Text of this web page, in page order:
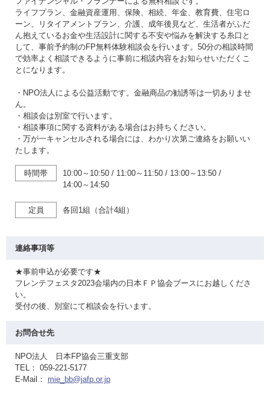
ライフプラン、金融資産運用、保険、相続、年金、教育費、住宅ロ
ーン、リタイアメントプラン、介護、成年後見など、生活者がふだ
ん抱えているお金や生活設計に関する不安や悩みを解決する糸口と
して、事前予約制のFP無料体験相談会を行います。50分の相談時間
で効率よく相談できるように事前に相談内容をお知らせいただくこ
とになります。
・NPO法人による公益活動です。金融商品の勧誘等は一切ありませ
ん。
・相談会は別室で行います。
・相談事項に関する資料がある場合はお持ちください。
・万が一キャンセルされる場合には、わかり次第ご連絡をお願いい
たします。
時間帯 10:00～10:50 / 11:00～11:50 / 13:00～13:50 /
14:00～14:50
定員 各回1組（合計4組）
連絡事項等
★事前申込が必要です★
フレンテフェスタ2023会場内の日本ＦＰ協会ブースにお越しくださ
い。
受付の後、別室にて相談会を行います。
お問合せ先
NPO法人 日本FP協会三重支部
TEL： 059-221-5177
E-Mail： mie_bb@jafp.or.jp